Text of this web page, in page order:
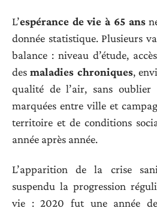
L’espérance de vie à 65 ans
donnée statistique. Plusieurs
balance : niveau d’étude,
desmaladies chroniques,
qualité de l’air, sans oublier
marquées entre ville et
territoire et de conditions
année après année.
L’apparition de la crise
suspendu la progression
vie : 2020 fut une année